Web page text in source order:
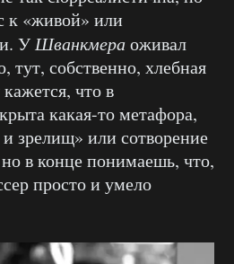
к «живой» или
У Шванкмераоживал
тут, собственно, хлебная
что в
какая-то метафора,
зрелищ» или сотворение
в конце понимаешь, что,
просто и умело